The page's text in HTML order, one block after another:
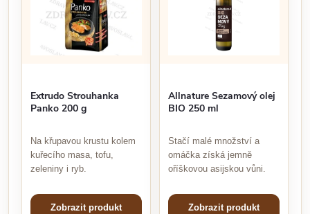
Extrudo Strouhanka
Panko 200 g
Na křupavou krustu kolem
kuřecího masa, tofu,
zeleniny i ryb.
Zobrazit produkt
Allnature Sezamový olej
BIO 250 ml
Stačí malé množství a
omáčka získá jemně
oříškovou asijskou vůni.
Zobrazit produkt